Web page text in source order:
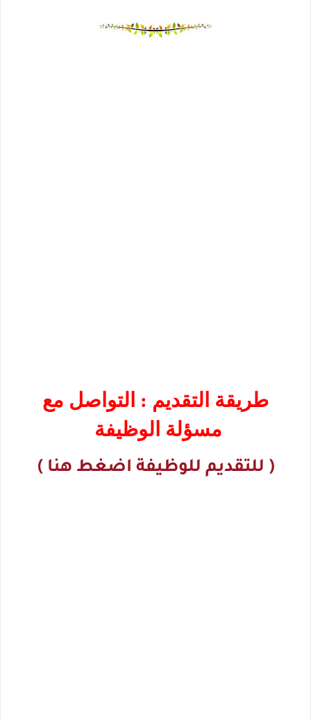
طريقة التقديم : التواصل مع
مسؤلة الوظيفة
( للتقديم للوظيفة اضغط هنا )